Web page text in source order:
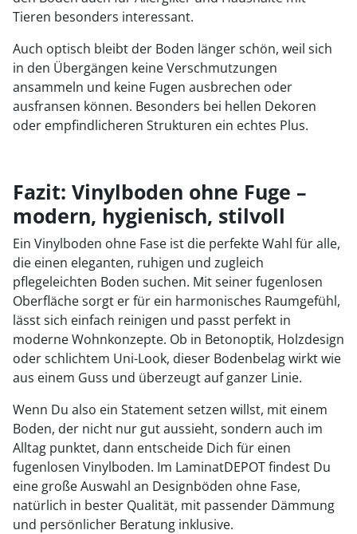
Tieren besonders interessant.
Auch optisch bleibt der Boden länger schön, weil sich
in den Übergängen keine Verschmutzungen
ansammeln und keine Fugen ausbrechen oder
ausfransen können. Besonders bei hellen Dekoren
oder empfindlicheren Strukturen ein echtes Plus.
Fazit: Vinylboden ohne Fuge –
modern, hygienisch, stilvoll
Ein Vinylboden ohne Fase ist die perfekte Wahl für alle,
die einen eleganten, ruhigen und zugleich
pflegeleichten Boden suchen. Mit seiner fugenlosen
Oberfläche sorgt er für ein harmonisches Raumgefühl,
lässt sich einfach reinigen und passt perfekt in
moderne Wohnkonzepte. Ob in Betonoptik, Holzdesign
oder schlichtem Uni-Look, dieser Bodenbelag wirkt wie
aus einem Guss und überzeugt auf ganzer Linie.
Wenn Du also ein Statement setzen willst, mit einem
Boden, der nicht nur gut aussieht, sondern auch im
Alltag punktet, dann entscheide Dich für einen
fugenlosen Vinylboden. Im LaminatDEPOT findest Du
eine große Auswahl an Designböden ohne Fase,
natürlich in bester Qualität, mit passender Dämmung
und persönlicher Beratung inklusive.